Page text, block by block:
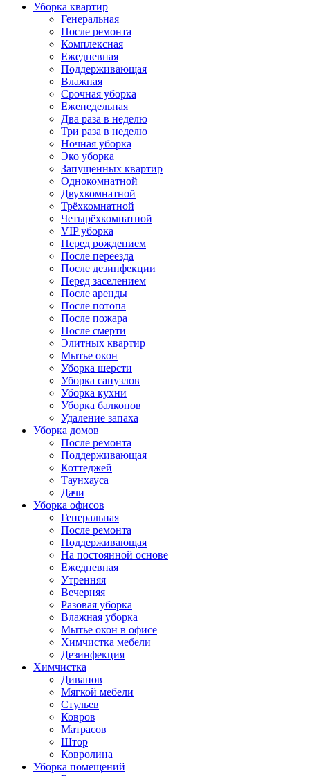
Уборка квартир
Генеральная
После ремонта
Комплексная
Ежедневная
Поддерживающая
Влажная
Срочная уборка
Еженедельная
Два раза в неделю
Три раза в неделю
Ночная уборка
Эко уборка
Запущенных квартир
Однокомнатной
Двухкомнатной
Трёхкомнатной
Четырёхкомнатной
VIP уборка
Перед рождением
После переезда
После дезинфекции
Перед заселением
После аренды
После потопа
После пожара
После смерти
Элитных квартир
Мытье окон
Уборка шерсти
Уборка санузлов
Уборка кухни
Уборка балконов
Удаление запаха
Уборка домов
После ремонта
Поддерживающая
Коттеджей
Таунхауса
Дачи
Уборка офисов
Генеральная
После ремонта
Поддерживающая
На постоянной основе
Ежедневная
Утренняя
Вечерняя
Разовая уборка
Влажная уборка
Мытье окон в офисе
Химчистка мебели
Дезинфекция
Химчистка
Диванов
Мягкой мебели
Стульев
Ковров
Матрасов
Штор
Ковролина
Уборка помещений